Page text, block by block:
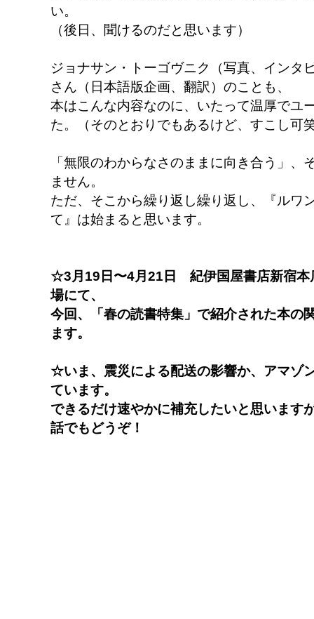
い。
（後日、聞けるのだと思います）
ジョナサン・トーゴヴニク（写真、インタ
さん（日本語版企画、翻訳）のことも、
本はこんな内容なのに、いたって温厚でユ
た。（そのとおりでもあるけど、すこし可
「無限のわからなさのままに向き合う」、
ません。
ただ、そこから繰り返し繰り返し、『ル
て』は始まると思います。
☆3月19日〜4月21日 紀伊国屋書店新宿
場にて、
今回、「春の読書特集」で紹介された本の
ます。
☆いま、震災による配送の影響か、アマゾ
ています。
できるだけ速やかに補充したいと思います
話でもどうぞ！